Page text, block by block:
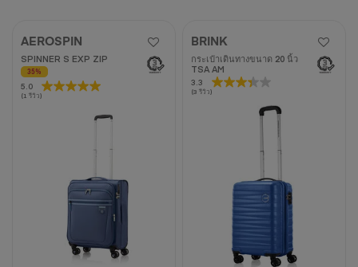
AEROSPIN
SPINNER S EXP ZIP
35%
5.0
(1 รีวิว)
5.0
จาก
BRINK
กระเป๋าเดินทางขนาด 20 นิ้ว
TSA AM
3.3
(3 รีวิว)
3.3
จาก